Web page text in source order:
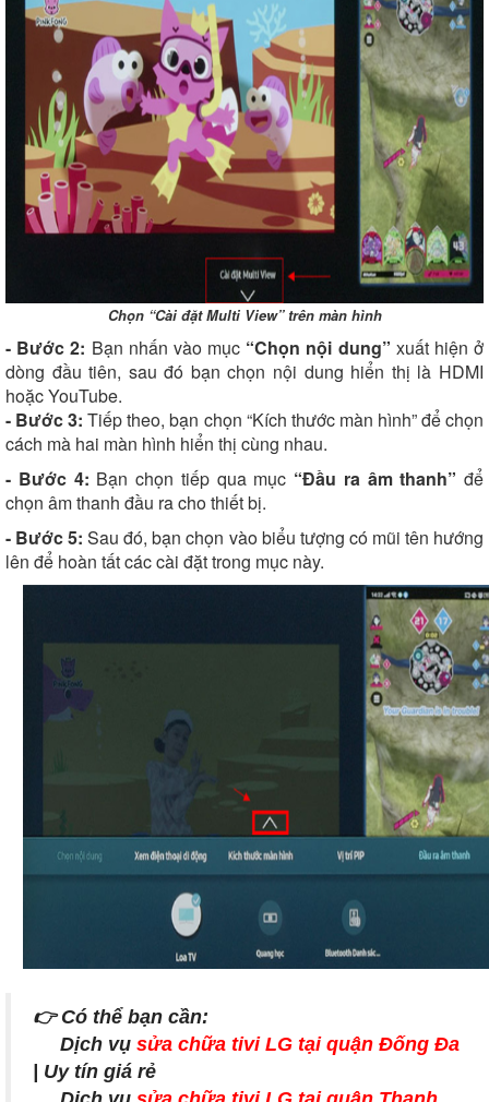
Chọn “Cài đặt Multi View” trên màn hình
- Bước 2: Bạn nhấn vào mục “Chọn nội dung” xuất hiện ở
dòng đầu tiên, sau đó bạn chọn nội dung hiển thị là HDMI
hoặc YouTube.
- Bước 3:Tiếp theo, bạn chọn “Kích thước màn hình” để chọn
cách mà hai màn hình hiển thị cùng nhau.
- Bước 4: Bạn chọn tiếp qua mục “Đầu ra âm thanh” để
chọn âm thanh đầu ra cho thiết bị.
- Bước 5:Sau đó, bạn chọn vào biểu tượng có mũi tên hướng
lên để hoàn tất các cài đặt trong mục này.
👉 Có thể bạn cần:
Dịch vụ sửa chữa tivi LG tại quận Đống Đa
| Uy tín giá rẻ